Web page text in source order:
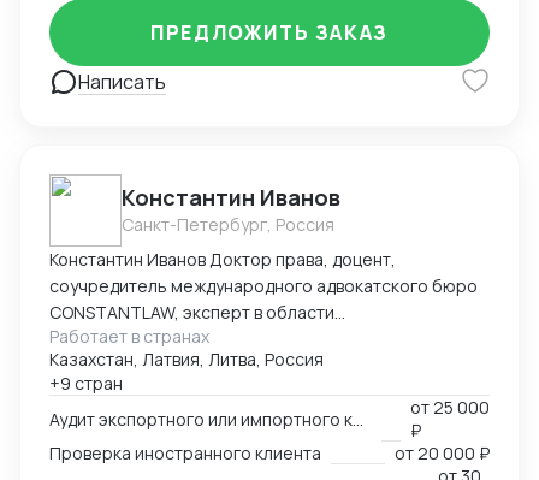
Написать
ПРЕДЛОЖИТЬ ЗАКАЗ
Константин Иванов
Санкт-Петербург, Россия
Константин Иванов Доктор права, доцент,
соучредитель международного адвокатского бюро
CONSTANTLAW, эксперт в области
внешнеэкономической деятельности,
сопровождения международных сделок и решения
внешнеэкономических споров. Международный
арбитр (Рижский третейский суд / Рига, Латвия,
международный арбитражный суд IAC / Алматы,
Казахстан).
Работает в странах
Казахстан, Латвия, Литва, Россия
+9 стран
от25 000
₽
Проверка иностранного клиента
от20 000 ₽